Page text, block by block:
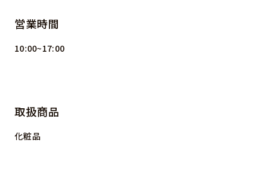
営業時間
10:00~17:00
取扱商品
化粧品